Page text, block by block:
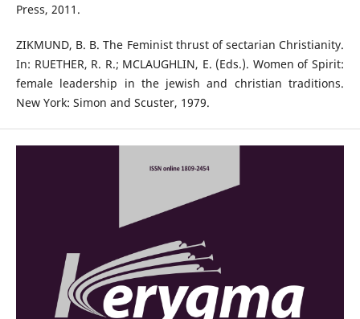
Press, 2011.
ZIKMUND, B. B. The Feminist thrust of sectarian Christianity.
In: RUETHER, R. R.; MCLAUGHLIN, E. (Eds.). Women of Spirit:
female leadership in the jewish and christian traditions.
New York: Simon and Scuster, 1979.